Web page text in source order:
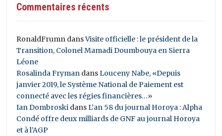
Commentaires récents
RonaldFrumn dansVisite officielle : le président de la
Transition, Colonel Mamadi Doumbouya en Sierra
Léone
Rosalinda Fryman dansLouceny Nabe, «Depuis
janvier 2019, le Système National de Paiement est
connecté avec les régies financières…»
Ian Dombroski dansL’an 58 du journal Horoya : Alpha
Condé offre deux milliards de GNF au journal Horoya
et à l’AGP